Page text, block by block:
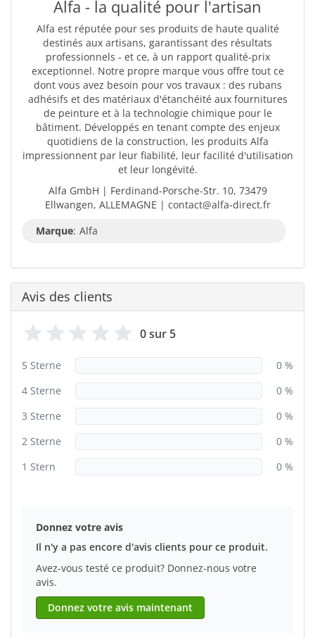
Alfa - la qualité pour l'artisan
Alfa est réputée pour ses produits de haute qualité
destinés aux artisans, garantissant des résultats
professionnels - et ce, à un rapport qualité-prix
exceptionnel. Notre propre marque vous offre tout ce
dont vous avez besoin pour vos travaux : des rubans
adhésifs et des matériaux d'étanchéité aux fournitures
de peinture et à la technologie chimique pour le
bâtiment. Développés en tenant compte des enjeux
quotidiens de la construction, les produits Alfa
impressionnent par leur fiabilité, leur facilité d'utilisation
et leur longévité.
Alfa GmbH | Ferdinand-Porsche-Str. 10, 73479
Ellwangen, ALLEMAGNE | contact@alfa-direct.fr
Marque: Alfa
Avis des clients
0 sur 5
5 Sterne
0 %
4 Sterne
0 %
3 Sterne
0 %
2 Sterne
0 %
1 Stern
0 %
Donnez votre avis
Il n'y a pas encore d'avis clients pour ce produit.
Avez-vous testé ce produit? Donnez-nous votre
avis.
Donnez votre avis maintenant